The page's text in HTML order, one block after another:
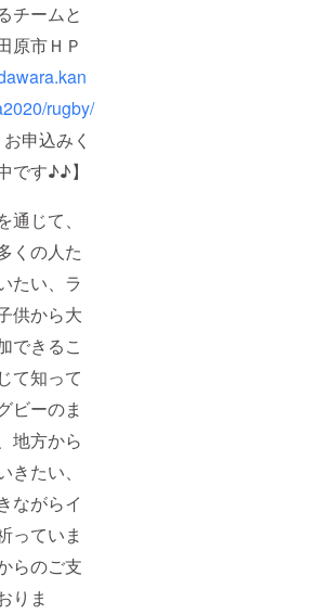
チームと
原市ＨＰ
rugby/
申込みく
です♪♪】
じて、
くの人た
たい、ラ
供から大
できるこ
て知って
ビーのま
地方から
たい、
ながらイ
っていま
らのご支
りま